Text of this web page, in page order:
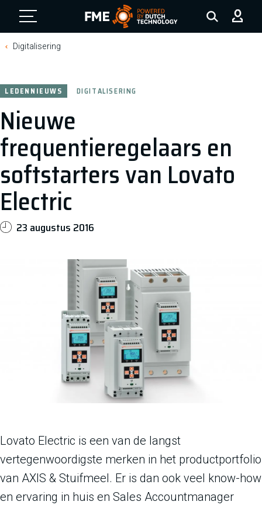
FME Logo, to the homepage
Digitalisering
Nieuwe
frequentieregelaars en
softstarters van Lovato
Electric
LEDENNIEUWS DIGITALISERING
23 augustus 2016
Lovato Electric is een van de langst
vertegenwoordigste merken in het productportfolio
van AXIS & Stuifmeel. Er is dan ook veel know-how
en ervaring in huis en Sales Accountmanager